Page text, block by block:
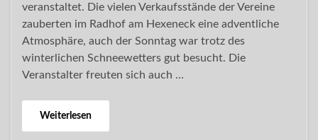
veranstaltet. Die vielen Verkaufsstände der Vereine
zauberten im Radhof am Hexeneck eine adventliche
Atmosphäre, auch der Sonntag war trotz des
winterlichen Schneewetters gut besucht. Die
Veranstalter freuten sich auch …
Weiterlesen